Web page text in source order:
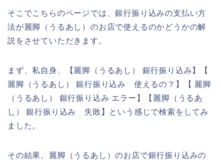
そこでこちらのページでは、銀行振り込みの支払い方
法が麗脚（うるあし）のお店で使えるのかどうかの解
説をさせていただきます。
まず、私自身、【麗脚（うるあし） 銀行振り込み】【
麗脚（うるあし） 銀行振り込み 使えるの？】【 麗脚
（うるあし） 銀行振り込み エラー】【麗脚（うるあ
し） 銀行振り込み 失敗】という感じで検索をしてみ
ました。
その結果、麗脚（うるあし）のお店で銀行振り込みの